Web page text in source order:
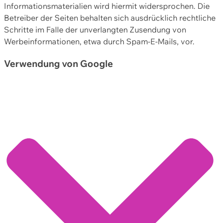
Informationsmaterialien wird hiermit widersprochen. Die
Betreiber der Seiten behalten sich ausdrücklich rechtliche
Schritte im Falle der unverlangten Zusendung von
Werbeinformationen, etwa durch Spam-E-Mails, vor.
Verwendung von Google